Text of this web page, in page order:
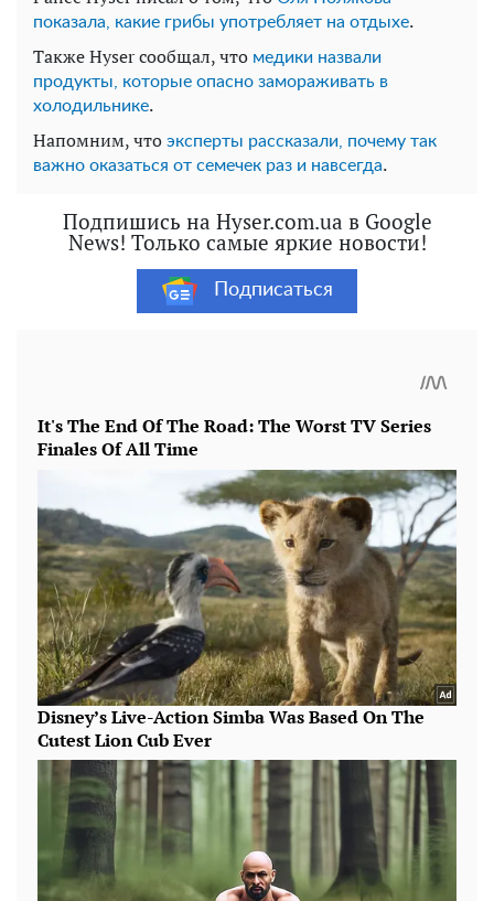
показала, какие грибы употребляет на отдыхе.
Также Hyser сообщал, что медики назвали
продукты, которые опасно замораживать в
холодильнике.
Напомним, что эксперты рассказали, почему так
важно оказаться от семечек раз и навсегда.
Подпишись на Hyser.com.ua в Google
News! Только самые яркие новости!
Подписаться